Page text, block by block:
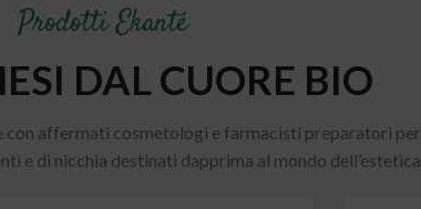
Prodotti Ekanté
DAL CUORE BIO
con affermati cosmetologi e farmacisti preparatori per
e di nicchia destinati dapprima al mondo dell’estetica.